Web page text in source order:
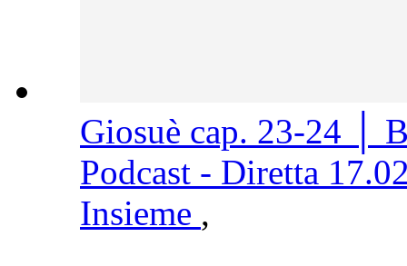
Giosuè cap. 23-24 │
Podcast - Diretta
Insieme ,